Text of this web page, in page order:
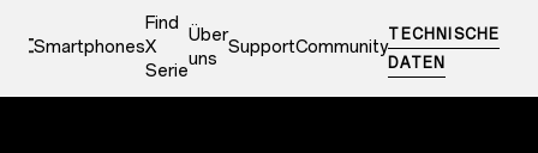
Smartphones
Find
X
Serie
Über
uns
SupportCommunity
TECHNISCHE
DATEN